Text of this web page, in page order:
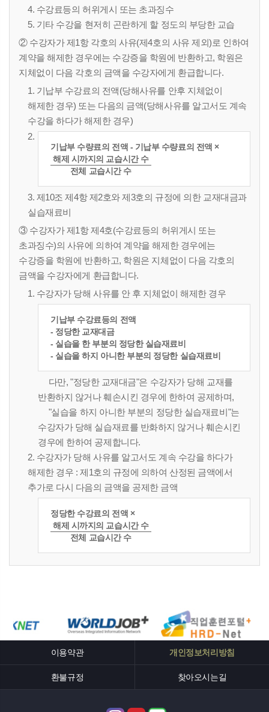
4. 수강료등의 허위게시 또는 초과징수
5. 기타 수강을 현저히 곤란하게 할 정도의 부당한 교습
② 수강자가 제1항 각호의 사유(제4호의 사유 제외)로 인하여
계약을 해제한 경우에는 수강증을 학원에 반환하고, 학원은
지체없이 다음 각호의 금액을 수강자에게 환급합니다.
1. 기납부 수강료의 전액(당해사유를 안후 지체없이
해제한 경우) 또는 다음의 금액(당해사유를 알고서도 계속
수강을 하다가 해제한 경우)
2.
기납부 수량료의 전액 - 기납부 수량료의 전액 ×
해제 시까지의 교습시간 수
전체 교습시간 수
3. 제10조 제4항 제2호와 제3호의 규정에 의한 교재대금과
실습재료비
③ 수강자가 제1항 제4호(수강료등의 허위게시 또는
초과징수)의 사유에 의하여 계약을 해제한 경우에는
수강증을 학원에 반환하고, 학원은 지체없이 다음 각호의
금액을 수강자에게 환급합니다.
1. 수강자가 당해 사유를 안 후 지체없이 해제한 경우
기납부 수강료등의 전액
- 정당한 교재대금
- 실습을 한 부분의 정당한 실습재료비
- 실습을 하지 아니한 부분의 정당한 실습재료비
다만, "정당한 교재대금"은 수강자가 당해 교재를
반환하지 않거나 훼손시킨 경우에 한하여 공제하며,
"실습을 하지 아니한 부분의 정당한 실습재료비"는
수강자가 당해 실습재료를 반화하지 않거나 훼손시킨
경우에 한하여 공제합니다.
2. 수강자가 당해 사유를 알고서도 계속 수강을 하다가
해제한 경우 : 제1호의 규정에 의하여 산정된 금액에서
추가로 다시 다음의 금액을 공제한 금액
정당한 수강료의 전액 ×
해제 시까지의 교습시간 수
전체 교습시간 수
이용약관 개인정보처리방침
환불규정 찾아오시는길